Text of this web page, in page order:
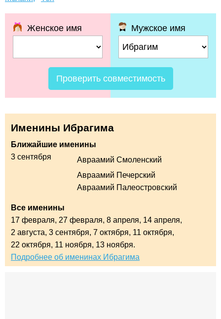
Женское имя Мужское имя
Проверить совместимость
Именины Ибрагима
Ближайшие именины
3 сентября
Авраамий Смоленский
Авраамий Печерский
Авраамий Палеостровский
Все именины
17 февраля, 27 февраля, 8 апреля, 14 апреля,
2 августа, 3 сентября, 7 октября, 11 октября,
22 октября, 11 ноября, 13 ноября.
Подробнее об именинах Ибрагима